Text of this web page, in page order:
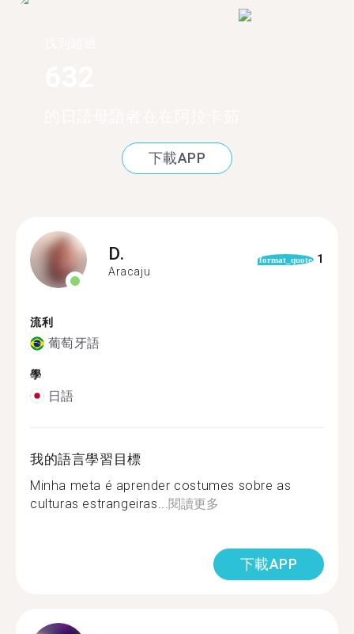
下載APP
D.
Aracaju
format_quote 1
流利
葡萄牙語
學
日語
我的語言學習目標
Minha meta é aprender costumes sobre as
culturas estrangeiras... 閱讀更多
下載APP